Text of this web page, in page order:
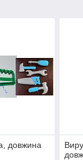
довжина